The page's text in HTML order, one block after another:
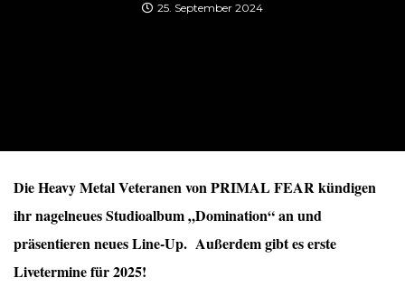
25. September 2024
Die Heavy Metal Veteranen von PRIMAL FEAR kündigen
ihr nagelneues Studioalbum „Domination“ an und
präsentieren neues Line-Up. Außerdem gibt es erste
Livetermine für 2025!